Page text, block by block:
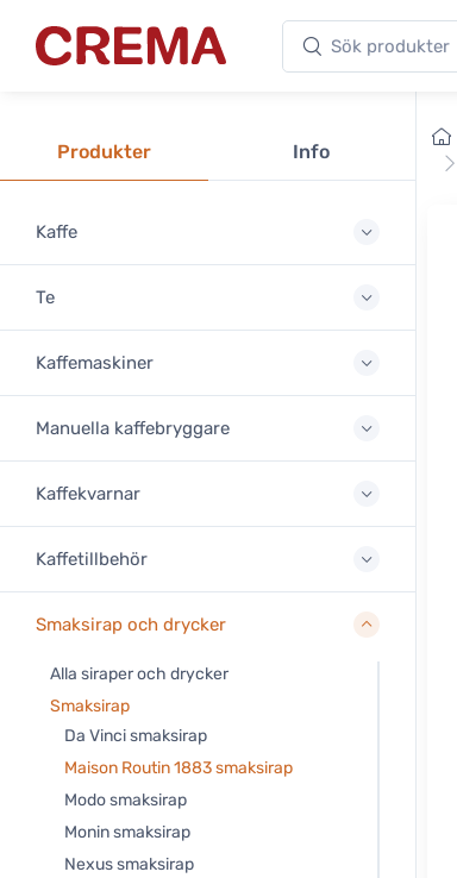
Crema Sök produkter
Produkter Info
Kaffe
Te
Kaffemaskiner
Manuella kaffebryggare
Kaffekvarnar
Kaffetillbehör
Smaksirap och drycker
Alla siraper och drycker
Smaksirap
Da Vinci smaksirap
Maison Routin 1883 smaksirap
Modo smaksirap
Monin smaksirap
Nexus smaksirap